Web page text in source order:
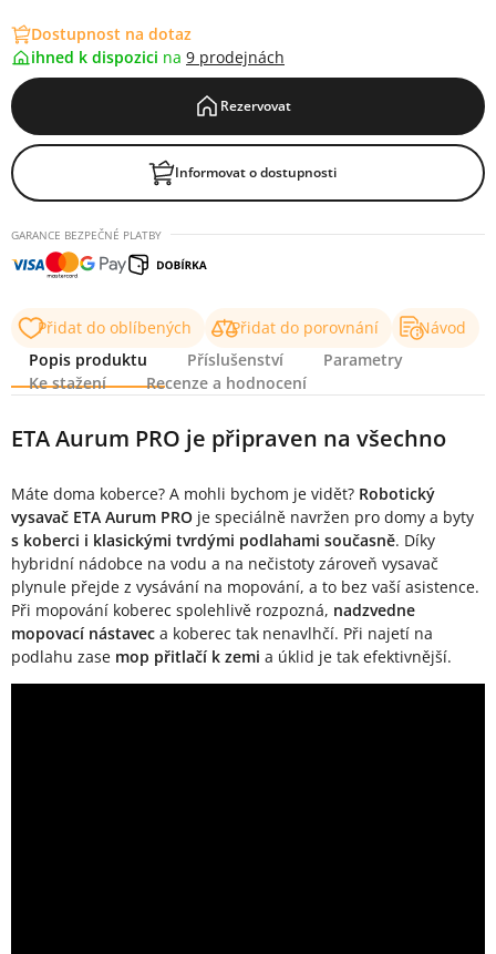
Dostupnost na dotaz
ihned k dispozici na 9 prodejnách
Rezervovat
Informovat o dostupnosti
GARANCE BEZPEČNÉ PLATBY
Přidat do oblíbených Přidat do porovnání
Návod
Popis produktu
Příslušenství
Parametry
Ke stažení
Recenze a hodnocení
Popis produktu
ETA Aurum PRO je připraven na všechno
Máte doma koberce? A mohli bychom je vidět? Robotický
vysavač ETA Aurum PRO je speciálně navržen pro domy a byty
s koberci i klasickými tvrdými podlahami současně. Díky
hybridní nádobce na vodu a na nečistoty zároveň vysavač
plynule přejde z vysávání na mopování, a to bez vaší asistence.
Při mopování koberec spolehlivě rozpozná, nadzvedne
mopovací nástavec a koberec tak nenavlhčí. Při najetí na
podlahu zase mop přitlačí k zemi a úklid je tak efektivnější.